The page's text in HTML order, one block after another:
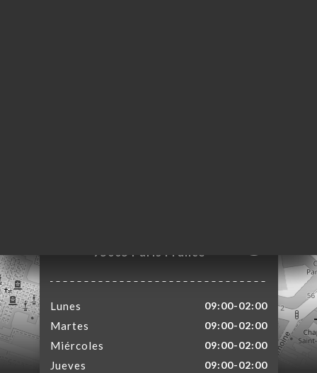
75005 Paris France
Lunes 09:00-02:00
Martes 09:00-02:00
Miércoles 09:00-02:00
Jueves 09:00-02:00